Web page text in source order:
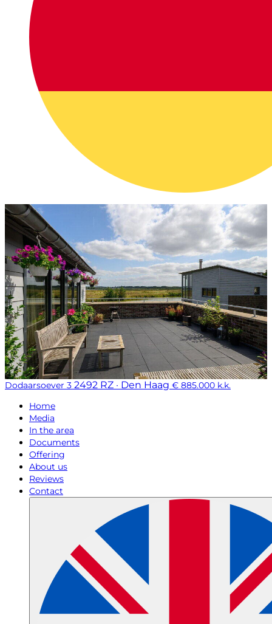
Dodaarsoever 3 2492 RZ · Den Haag € 885.000 k.k.
Home
Media
In the area
Documents
Offering
About us
Reviews
Contact